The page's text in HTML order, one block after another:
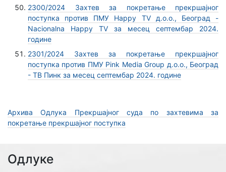
Одлуке
2300/2024 Захтев за покретање прекршајног
поступка против ПМУ Happy TV д.о.о., Београд -
Nacionalna Happy TV за месец септембар 2024.
године
2301/2024 Захтев за покретање прекршајног
поступка против ПМУ Pink Media Group д.о.о., Београд
- ТВ Пинк за месец септембар 2024. године
Архива Одлука Прекршајног суда по захтевима за
покретање прекршајног поступка